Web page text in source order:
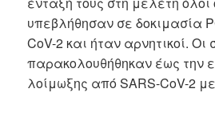
υπεβλήθησαν σε δοκιμασία
CoV-2 και ήταν αρνητικοί.
παρακολουθήθηκαν έως την
λοίμωξης από SARS-CoV-2